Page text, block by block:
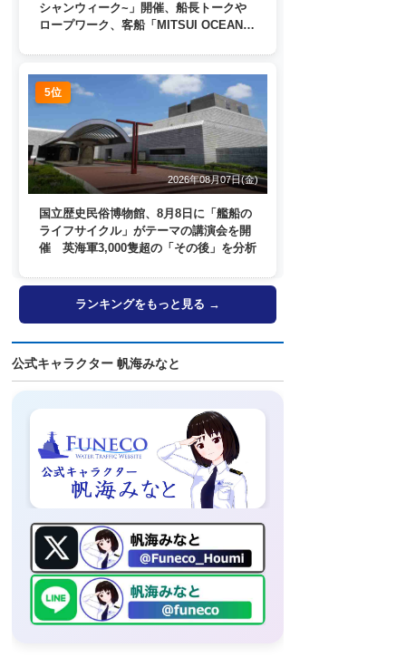
シャンウィーク~」開催、船長トークや
ロープワーク、客船「MITSUI OCEAN
5位
2026年08月07日(金)
国立歴史民俗博物館、8月8日に「艦船の
ライフサイクル」がテーマの講演会を開
催 英海軍3,000隻超の「その後」を分析
ランキングをもっと見る →
公式キャラクター 帆海みなと